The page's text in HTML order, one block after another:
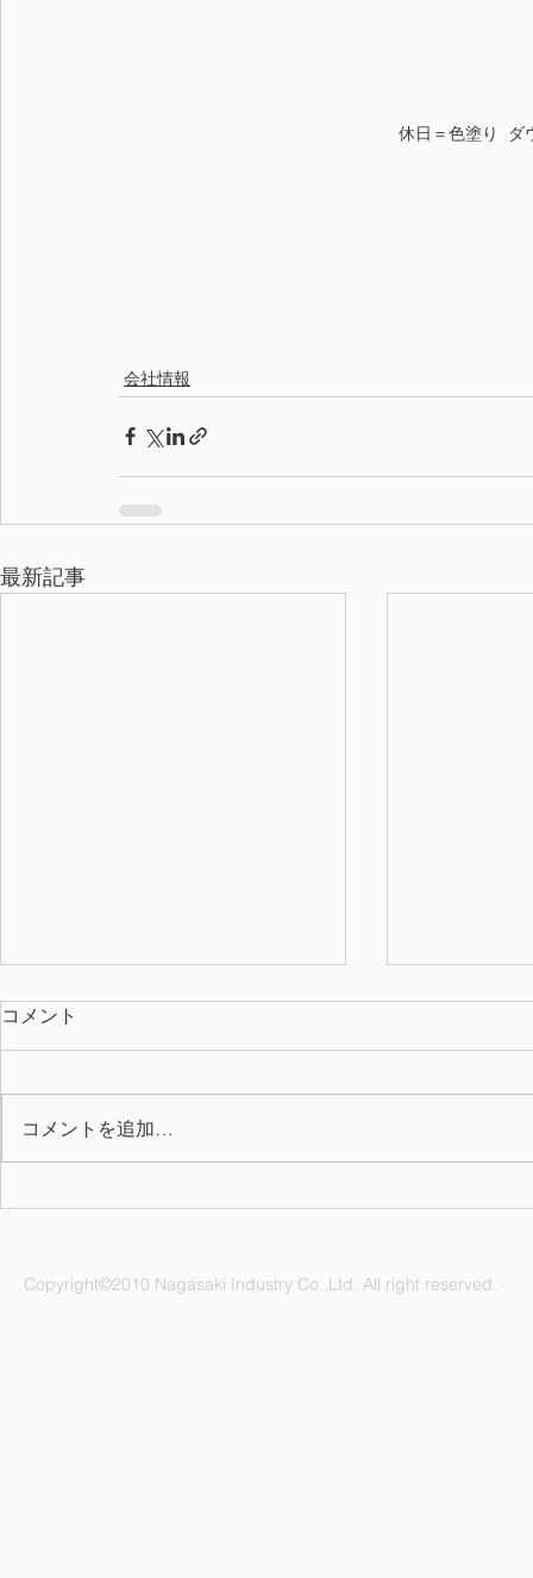
休日＝色塗り  ダ
会社情報
最新記事
お氷代・お菓子の配布
コメント
コメントを追加…
Copyright©2010 Nagasaki Industry Co.,Ltd. All right reserved.